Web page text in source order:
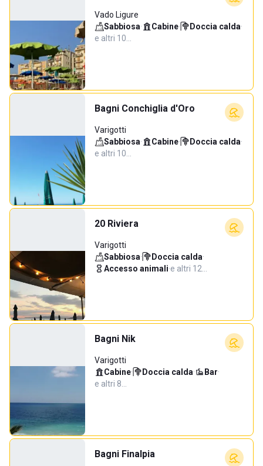
Vado Ligure
Sabbiosa· Cabine· Doccia calda·
e altri 10…
Bagni Conchiglia d'Oro
Varigotti
Sabbiosa· Cabine· Doccia calda·
e altri 10…
20 Riviera
Varigotti
Sabbiosa· Doccia calda·
Accesso animali·e altri 12…
Bagni Nik
Varigotti
Cabine· Doccia calda· Bar·
e altri 8…
Bagni Finalpia